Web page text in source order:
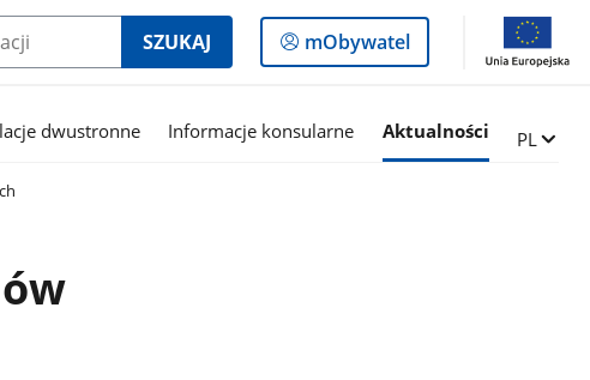
SZUKAJ
Logowanie
do
mObywatel
dwustronne Informacje konsularne Aktualności Zmień
PL